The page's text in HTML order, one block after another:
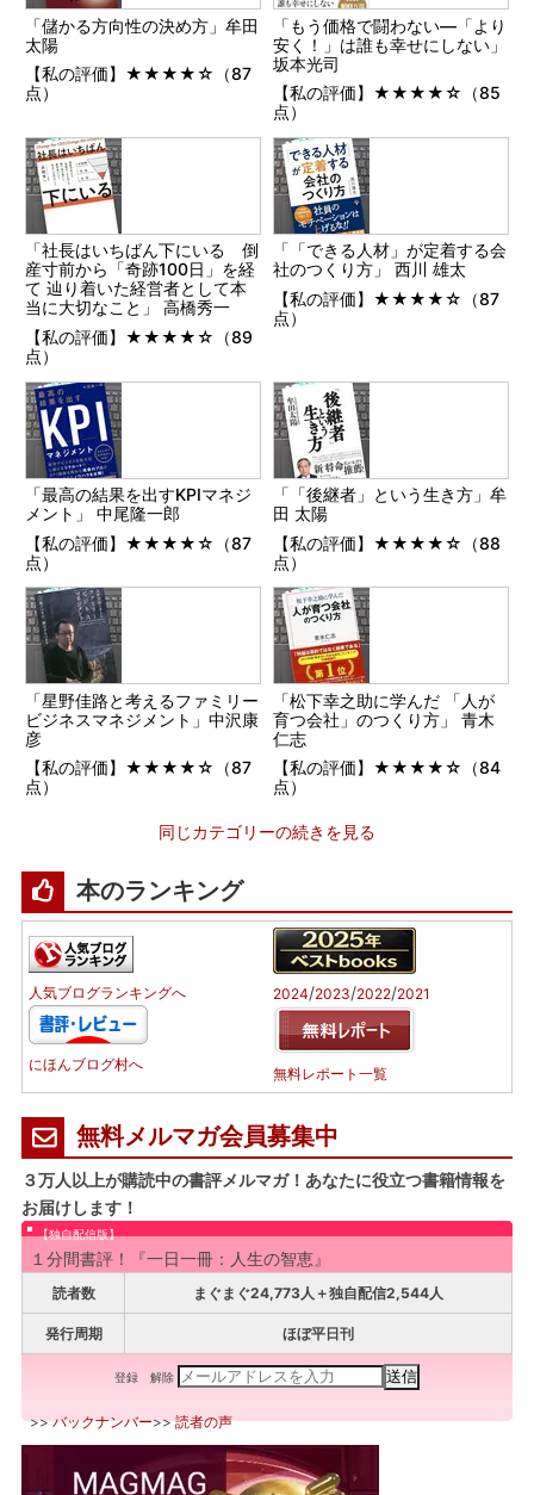
「儲かる方向性の決め方」牟田
太陽
【私の評価】★★★★☆（87
点）
「もう価格で闘わない―「より
安く！」は誰も幸せにしない」
坂本光司
【私の評価】★★★★☆（85
点）
「社長はいちばん下にいる 倒
産寸前から「奇跡100日」を経
て 辿り着いた経営者として本
当に大切なこと」 高橋秀一
【私の評価】★★★★☆（89
点）
「「できる人材」が定着する会
社のつくり方」 西川 雄太
【私の評価】★★★★☆（87
点）
「最高の結果を出すKPIマネジ
メント」 中尾隆一郎
【私の評価】★★★★☆（87
点）
「「後継者」という生き方」牟
田 太陽
【私の評価】★★★★☆（88
点）
「星野佳路と考えるファミリー
ビジネスマネジメント」中沢康
彦
【私の評価】★★★★☆（87
点）
「松下幸之助に学んだ 「人が
育つ会社」のつくり方」 青木
仁志
【私の評価】★★★★☆（84
点）
同じカテゴリーの続きを見る
本のランキング
人気ブログランキングへ
にほんブログ村へ
2024/2023/2022/2021
無料レポート一覧
無料メルマガ会員募集中
３万人以上が購読中の書評メルマガ！あなたに役立つ書籍情報を
お届けします！
【独自配信版】
１分間書評！『一日一冊：人生の智恵』
読者数 まぐまぐ24,773人＋独自配信2,544人
発行周期 ほぼ平日刊
登録 解除
>>バックナンバー>>読者の声